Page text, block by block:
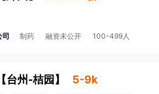
司 制药 融资未公开 100-499人
【台州-桔园 】 5-9k